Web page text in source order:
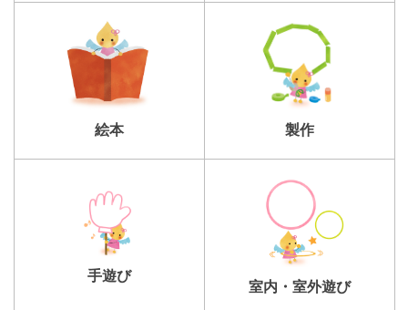
絵本 製作
手遊び
室内・室外遊び